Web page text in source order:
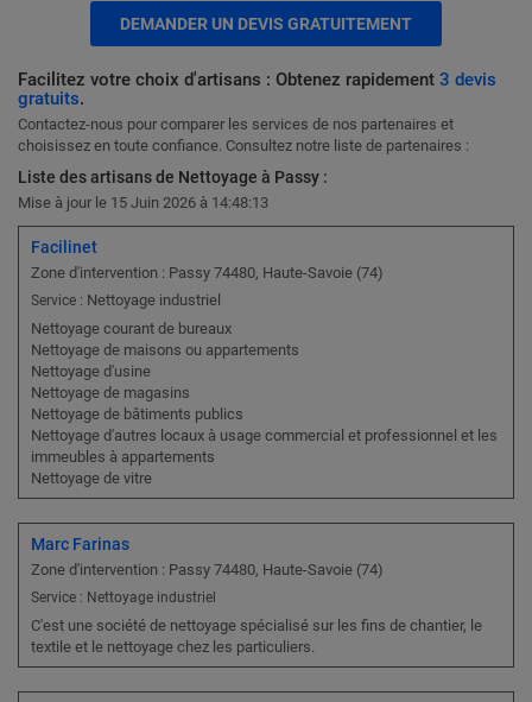
DEMANDER UN DEVIS GRATUITEMENT
Facilitez votre choix d'artisans : Obtenez rapidement 3 devis
gratuits.
Contactez-nous pour comparer les services de nos partenaires et
choisissez en toute confiance. Consultez notre liste de partenaires :
Liste des artisans de Nettoyage à Passy :
Mise à jour le 15 Juin 2026 à 14:48:13
Facilinet
Zone d'intervention : Passy 74480, Haute-Savoie (74)
Service : Nettoyage industriel
Nettoyage courant de bureaux
Nettoyage de maisons ou appartements
Nettoyage d'usine
Nettoyage de magasins
Nettoyage de bâtiments publics
Nettoyage d'autres locaux à usage commercial et professionnel et les
immeubles à appartements
Nettoyage de vitre
Marc Farinas
Zone d'intervention : Passy 74480, Haute-Savoie (74)
Service : Nettoyage industriel
C'est une société de nettoyage spécialisé sur les fins de chantier, le
textile et le nettoyage chez les particuliers.